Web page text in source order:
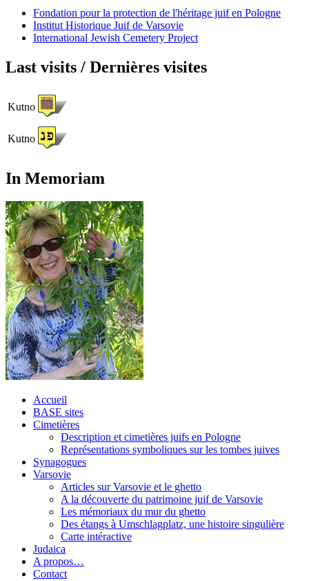
Fondation pour la protection de l'héritage juif en Pologne
Institut Historique Juif de Varsovie
International Jewish Cemetery Project
Last visits / Dernières visites
Kutno
Kutno
In Memoriam
Accueil
BASE sites
Cimetières
Description et cimetières juifs en Pologne
Représentations symboliques sur les tombes juives
Synagogues
Varsovie
Articles sur Varsovie et le ghetto
A la découverte du patrimoine juif de Varsovie
Les mémoriaux du mur du ghetto
Des étangs à Umschlagplatz, une histoire singulière
Carte intéractive
Judaica
A propos…
Contact